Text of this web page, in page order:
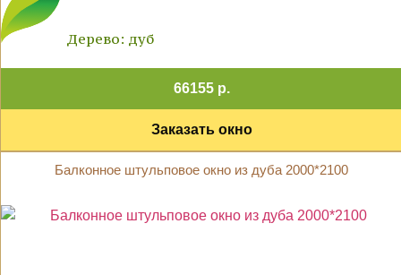
Дерево: дуб
66155 р.
Заказать окно
Балконное штульповое окно из дуба 2000*2100